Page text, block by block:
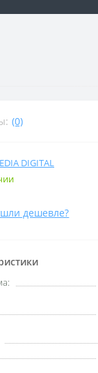
(0)
DIGITAL
дешевле?